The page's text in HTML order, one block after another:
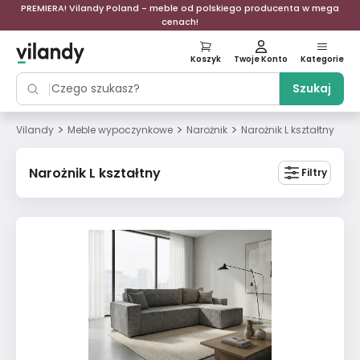
PREMIERA! Vilandy Poland - meble od polskiego producenta w mega
cenach!
Szukaj
Koszyk Twoje Konto Kategorie
Vilandy > Meble wypoczynkowe > Narożnik > Narożnik L kształtny
Narożnik L kształtny Filtry